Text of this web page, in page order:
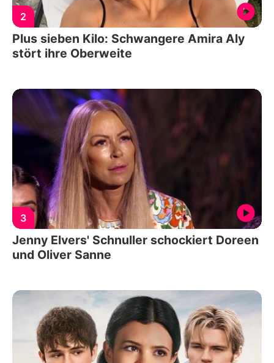
2
Plus sieben Kilo: Schwangere Amira Aly
stört ihre Oberweite
3
Jenny Elvers' Schnuller schockiert Doreen
und Oliver Sanne